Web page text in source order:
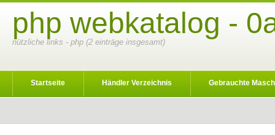
php webkatalog -
nützliche links - php (2 einträge insgesamt)
Startseite Händler Verzeichnis Gebrauchte